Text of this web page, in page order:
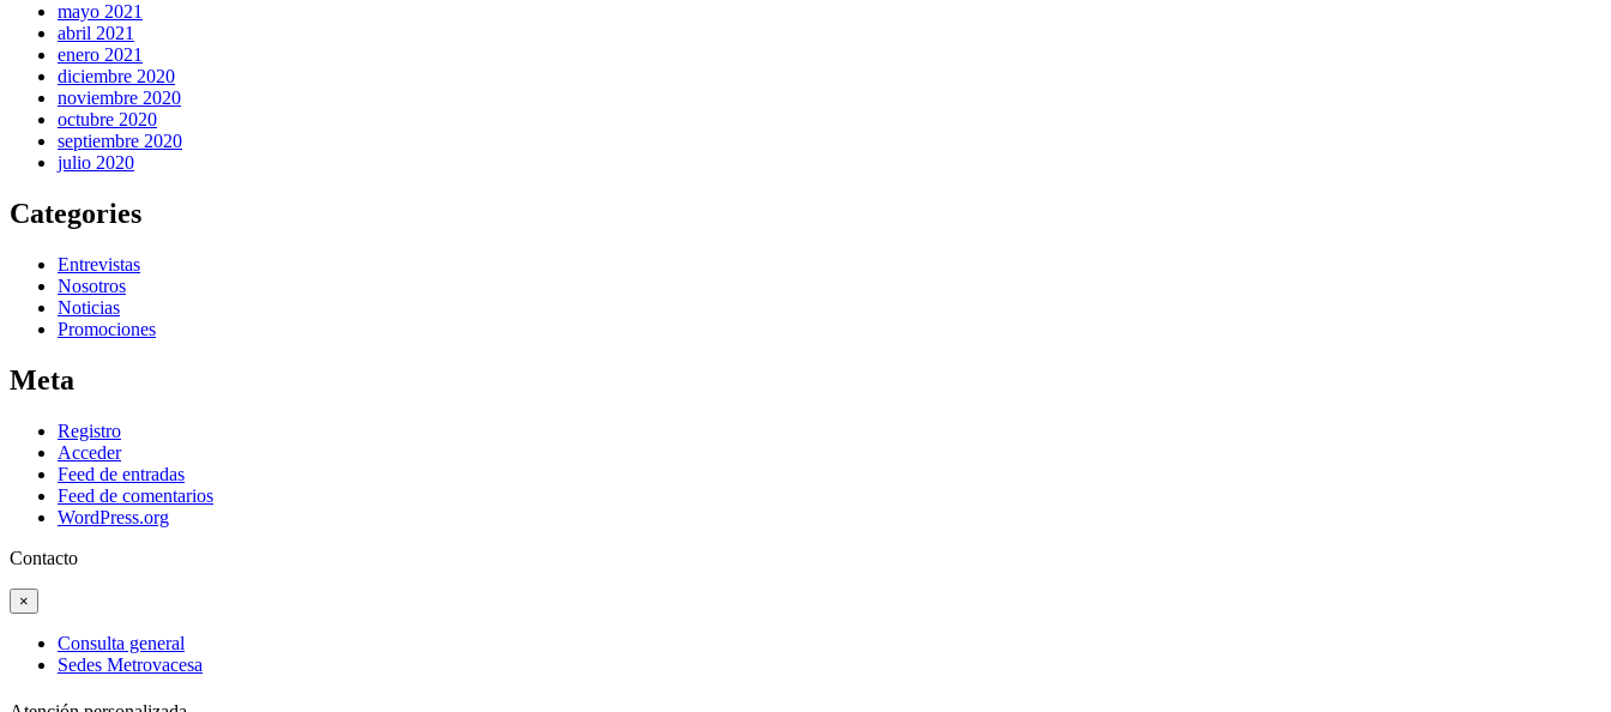
mayo 2021
abril 2021
enero 2021
diciembre 2020
noviembre 2020
octubre 2020
septiembre 2020
julio 2020
Categories
Entrevistas
Nosotros
Noticias
Promociones
Meta
Registro
Acceder
Feed de entradas
Feed de comentarios
WordPress.org
Contacto
×
Consulta general
Sedes Metrovacesa